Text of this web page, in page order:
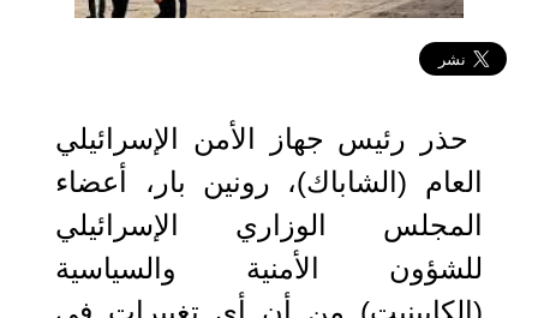
حذر رئيس جهاز الأمن الإسرائيلي
العام (الشاباك)، رونين بار، أعضاء
المجلس الوزاري الإسرائيلي
للشؤون الأمنية والسياسية